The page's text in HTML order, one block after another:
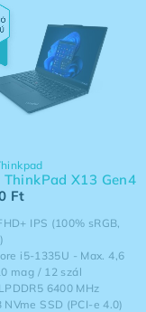
IPS (100% sRGB,
i5-1335U - Max. 4,6
mag / 12 szál
6400 MHz
NVme SSD (PCI-e 4.0)
ThinkPad X13 Gen4
Ft